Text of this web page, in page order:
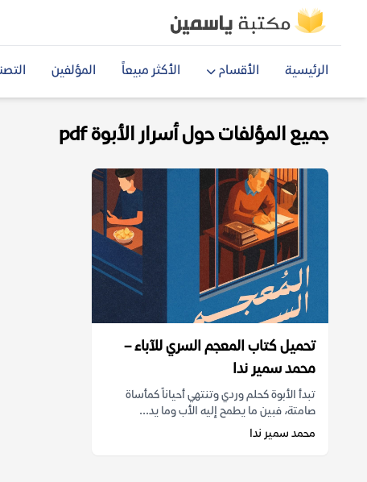
الرئيسية الأقسام الأكثر مبيعاً المؤلفين
جميع المؤلفات حول أسرار الأبوة pdf
تحميل كتاب المعجم السري للآباء –
محمد سمير ندا
تبدأ الأبوة كحلم وردي وتنتهي أحياناً كمأساة
صامتة، فبين ما يطمح إليه الأب وما يد...
محمد سمير ندا